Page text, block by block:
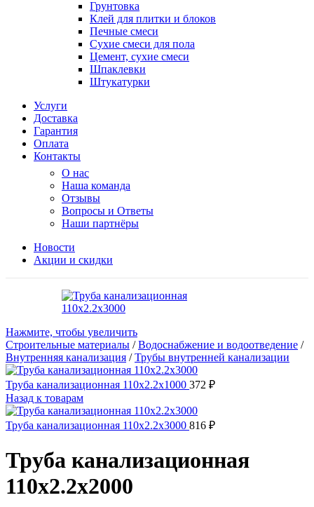
Грунтовка
Клей для плитки и блоков
Печные смеси
Сухие смеси для пола
Цемент, сухие смеси
Шпаклевки
Штукатурки
Услуги
Доставка
Гарантия
Оплата
Контакты
О нас
Наша команда
Отзывы
Вопросы и Ответы
Наши партнёры
Новости
Акции и скидки
Нажмите, чтобы увеличить
Строительные материалы /Водоснабжение и водоотведение /
Внутренняя канализация /Трубы внутренней канализации
Труба канализационная 110х2.2х1000 372 ₽
Назад к товарам
Труба канализационная 110х2.2х3000 816 ₽
Труба канализационная
110х2.2х2000